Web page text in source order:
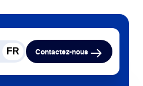
FR Contactez-nous